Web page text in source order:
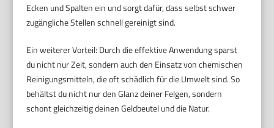
Ecken und Spalten ein und sorgt dafür, dass selbst schwer
zugängliche Stellen schnell gereinigt sind.
Ein weiterer Vorteil: Durch die effektive Anwendung sparst
du nicht nur Zeit, sondern auch den Einsatz von chemischen
Reinigungsmitteln, die oft schädlich für die Umwelt sind. So
behältst du nicht nur den Glanz deiner Felgen, sondern
schont gleichzeitig deinen Geldbeutel und die Natur.